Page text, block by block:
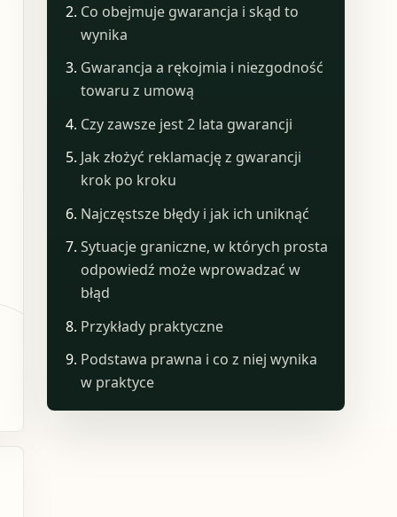
Co obejmuje gwarancja i skąd to
wynika
Gwarancja a rękojmia i niezgodność
towaru z umową
Czy zawsze jest 2 lata gwarancji
Jak złożyć reklamację z gwarancji
krok po kroku
Najczęstsze błędy i jak ich uniknąć
Sytuacje graniczne, w których prosta
odpowiedź może wprowadzać w
błąd
Przykłady praktyczne
Podstawa prawna i co z niej wynika
w praktyce